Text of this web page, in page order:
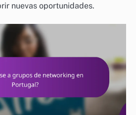
nuevas oportunidades.